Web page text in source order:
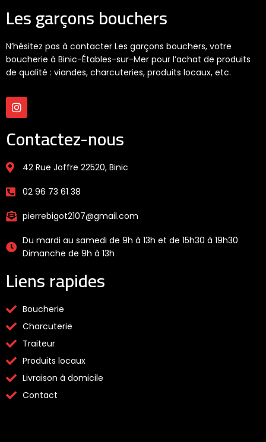
Les garçons bouchers
N’hésitez pas à contacter Les garçons bouchers, votre
boucherie à Binic-Étables-sur-Mer pour l’achat de produits
de qualité : viandes, charcuteries, produits locaux, etc.
Contactez-nous
42 Rue Joffre 22520, Binic
02 96 73 61 38
pierrebigot2107@gmail.com
Du mardi au samedi de 9h à 13h et de 15h30 à 19h30
Dimanche de 9h à 13h
Liens rapides
Boucherie
Charcuterie
Traiteur
Produits locaux
Livraison à domicile
Contact